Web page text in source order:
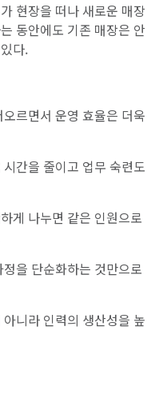
현장을 떠나 새로운 매장
동안에도 기존 매장은 안
다.
르면서 운영 효율은 더욱
간을 줄이고 업무 숙련도
게 나누면 같은 인원으로
을 단순화하는 것만으로
니라 인력의 생산성을 높